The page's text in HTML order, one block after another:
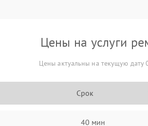
Цены на услуги
Цены актуальны на текущую дату
Срок
40 мин